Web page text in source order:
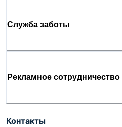
Служба заботы
Рекламное сотрудничество
Контакты